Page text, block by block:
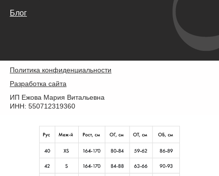
Блог
Политика конфиденциальности
Разработка сайта
ИП Ежова Мария Витальевна
ИНН: 550712319360